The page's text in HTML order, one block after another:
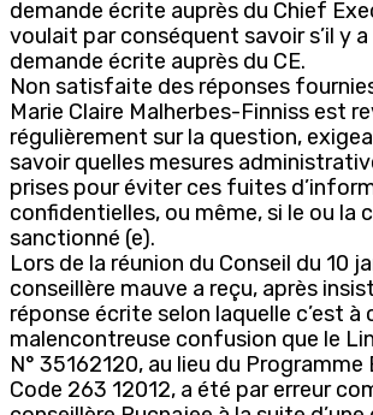
demande écrite auprès du Chief
voulait par conséquent savoir s’il y
demande écrite auprès du CE.
Non satisfaite des réponses
Marie Claire Malherbes-Finniss est
régulièrement sur la question,
savoir quelles mesures
prises pour éviter ces fuites
confidentielles, ou même, si le ou la
sanctionné (e).
Lors de la réunion du Conseil du 10
conseillère mauve a reçu, après
réponse écrite selon laquelle c’est à
malencontreuse confusion que le
N° 35162120, au lieu du
Code 263 12012, a été par erreur